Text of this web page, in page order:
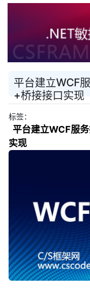
平台建立WCF
+桥接接口实现
标签：
平台建立WCF服
实现